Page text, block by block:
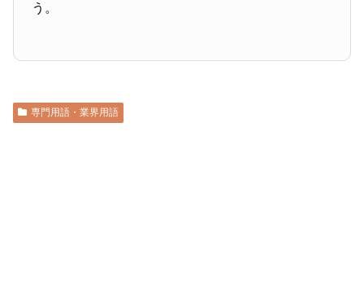
う。
専門用語・業界用語